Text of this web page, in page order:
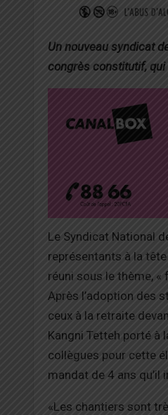
Un nouveau syndicat
congrès constitutif, qui
Le Syndicat National
représentants à la
réuni sous le thème,
Après l’adoption des
ceux à la retraite
Kangni Tetteh porté à
collègues pour cette
mandat de 4 ans
«Les chantiers sont